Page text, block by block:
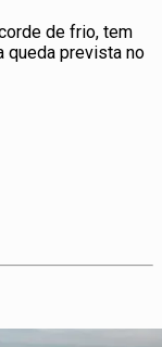
de frio, tem
queda prevista no